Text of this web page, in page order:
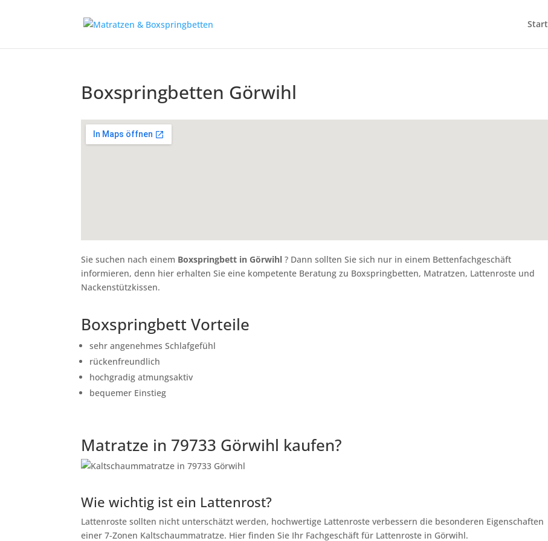
Start
Boxspringbetten Görwihl
Sie suchen nach einem Boxspringbett in Görwihl ? Dann sollten Sie sich nur in einem Bettenfachgeschäft
informieren, denn hier erhalten Sie eine kompetente Beratung zu Boxspringbetten, Matratzen, Lattenroste und
Nackenstützkissen.
Boxspringbett Vorteile
sehr angenehmes Schlafgefühl
rückenfreundlich
hochgradig atmungsaktiv
bequemer Einstieg
Matratze in 79733 Görwihl kaufen?
Wie wichtig ist ein Lattenrost?
Lattenroste sollten nicht unterschätzt werden, hochwertige Lattenroste verbessern die besonderen Eigenschaften
einer 7-Zonen Kaltschaummatratze. Hier finden Sie Ihr Fachgeschäft für Lattenroste in Görwihl.